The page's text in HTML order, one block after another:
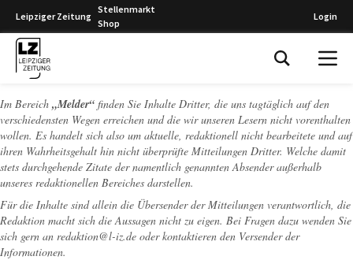
Leipziger Zeitung
Stellenmarkt
Shop
Login
Im Bereich „Melder“ finden Sie Inhalte Dritter, die uns tagtäglich auf den
verschiedensten Wegen erreichen und die wir unseren Lesern nicht vorenthalten
wollen. Es handelt sich also um aktuelle, redaktionell nicht bearbeitete und auf
ihren Wahrheitsgehalt hin nicht überprüfte Mitteilungen Dritter. Welche damit
stets durchgehende Zitate der namentlich genannten Absender außerhalb
unseres redaktionellen Bereiches darstellen.
Für die Inhalte sind allein die Übersender der Mitteilungen verantwortlich, die
Redaktion macht sich die Aussagen nicht zu eigen. Bei Fragen dazu wenden Sie
sich gern an redaktion@l-iz.de oder kontaktieren den Versender der
Informationen.